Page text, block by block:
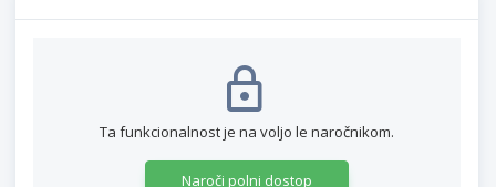
Ta funkcionalnost je na voljo le naročnikom.
Naroči polni dostop